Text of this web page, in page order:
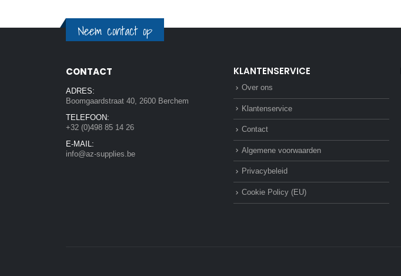
Neem contact op
CONTACT
ADRES:
Boomgaardstraat 40, 2600 Berchem
TELEFOON:
+32 (0)498 85 14 26
E-MAIL:
info@az-supplies.be
KLANTENSERVICE
Over ons
Klantenservice
Contact
Algemene voorwaarden
Privacybeleid
Cookie Policy (EU)